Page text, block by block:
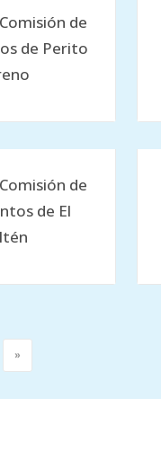
de
de Perito
de
de El
»